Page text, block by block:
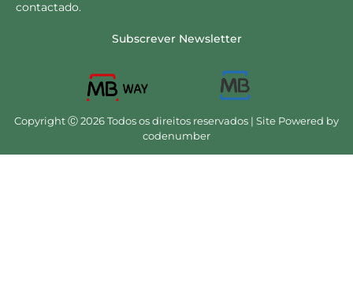
contactado.
Subscrever Newsletter
Copyright Ⓒ 2026 Todos os direitos reservados | Site Powered by
codenumber